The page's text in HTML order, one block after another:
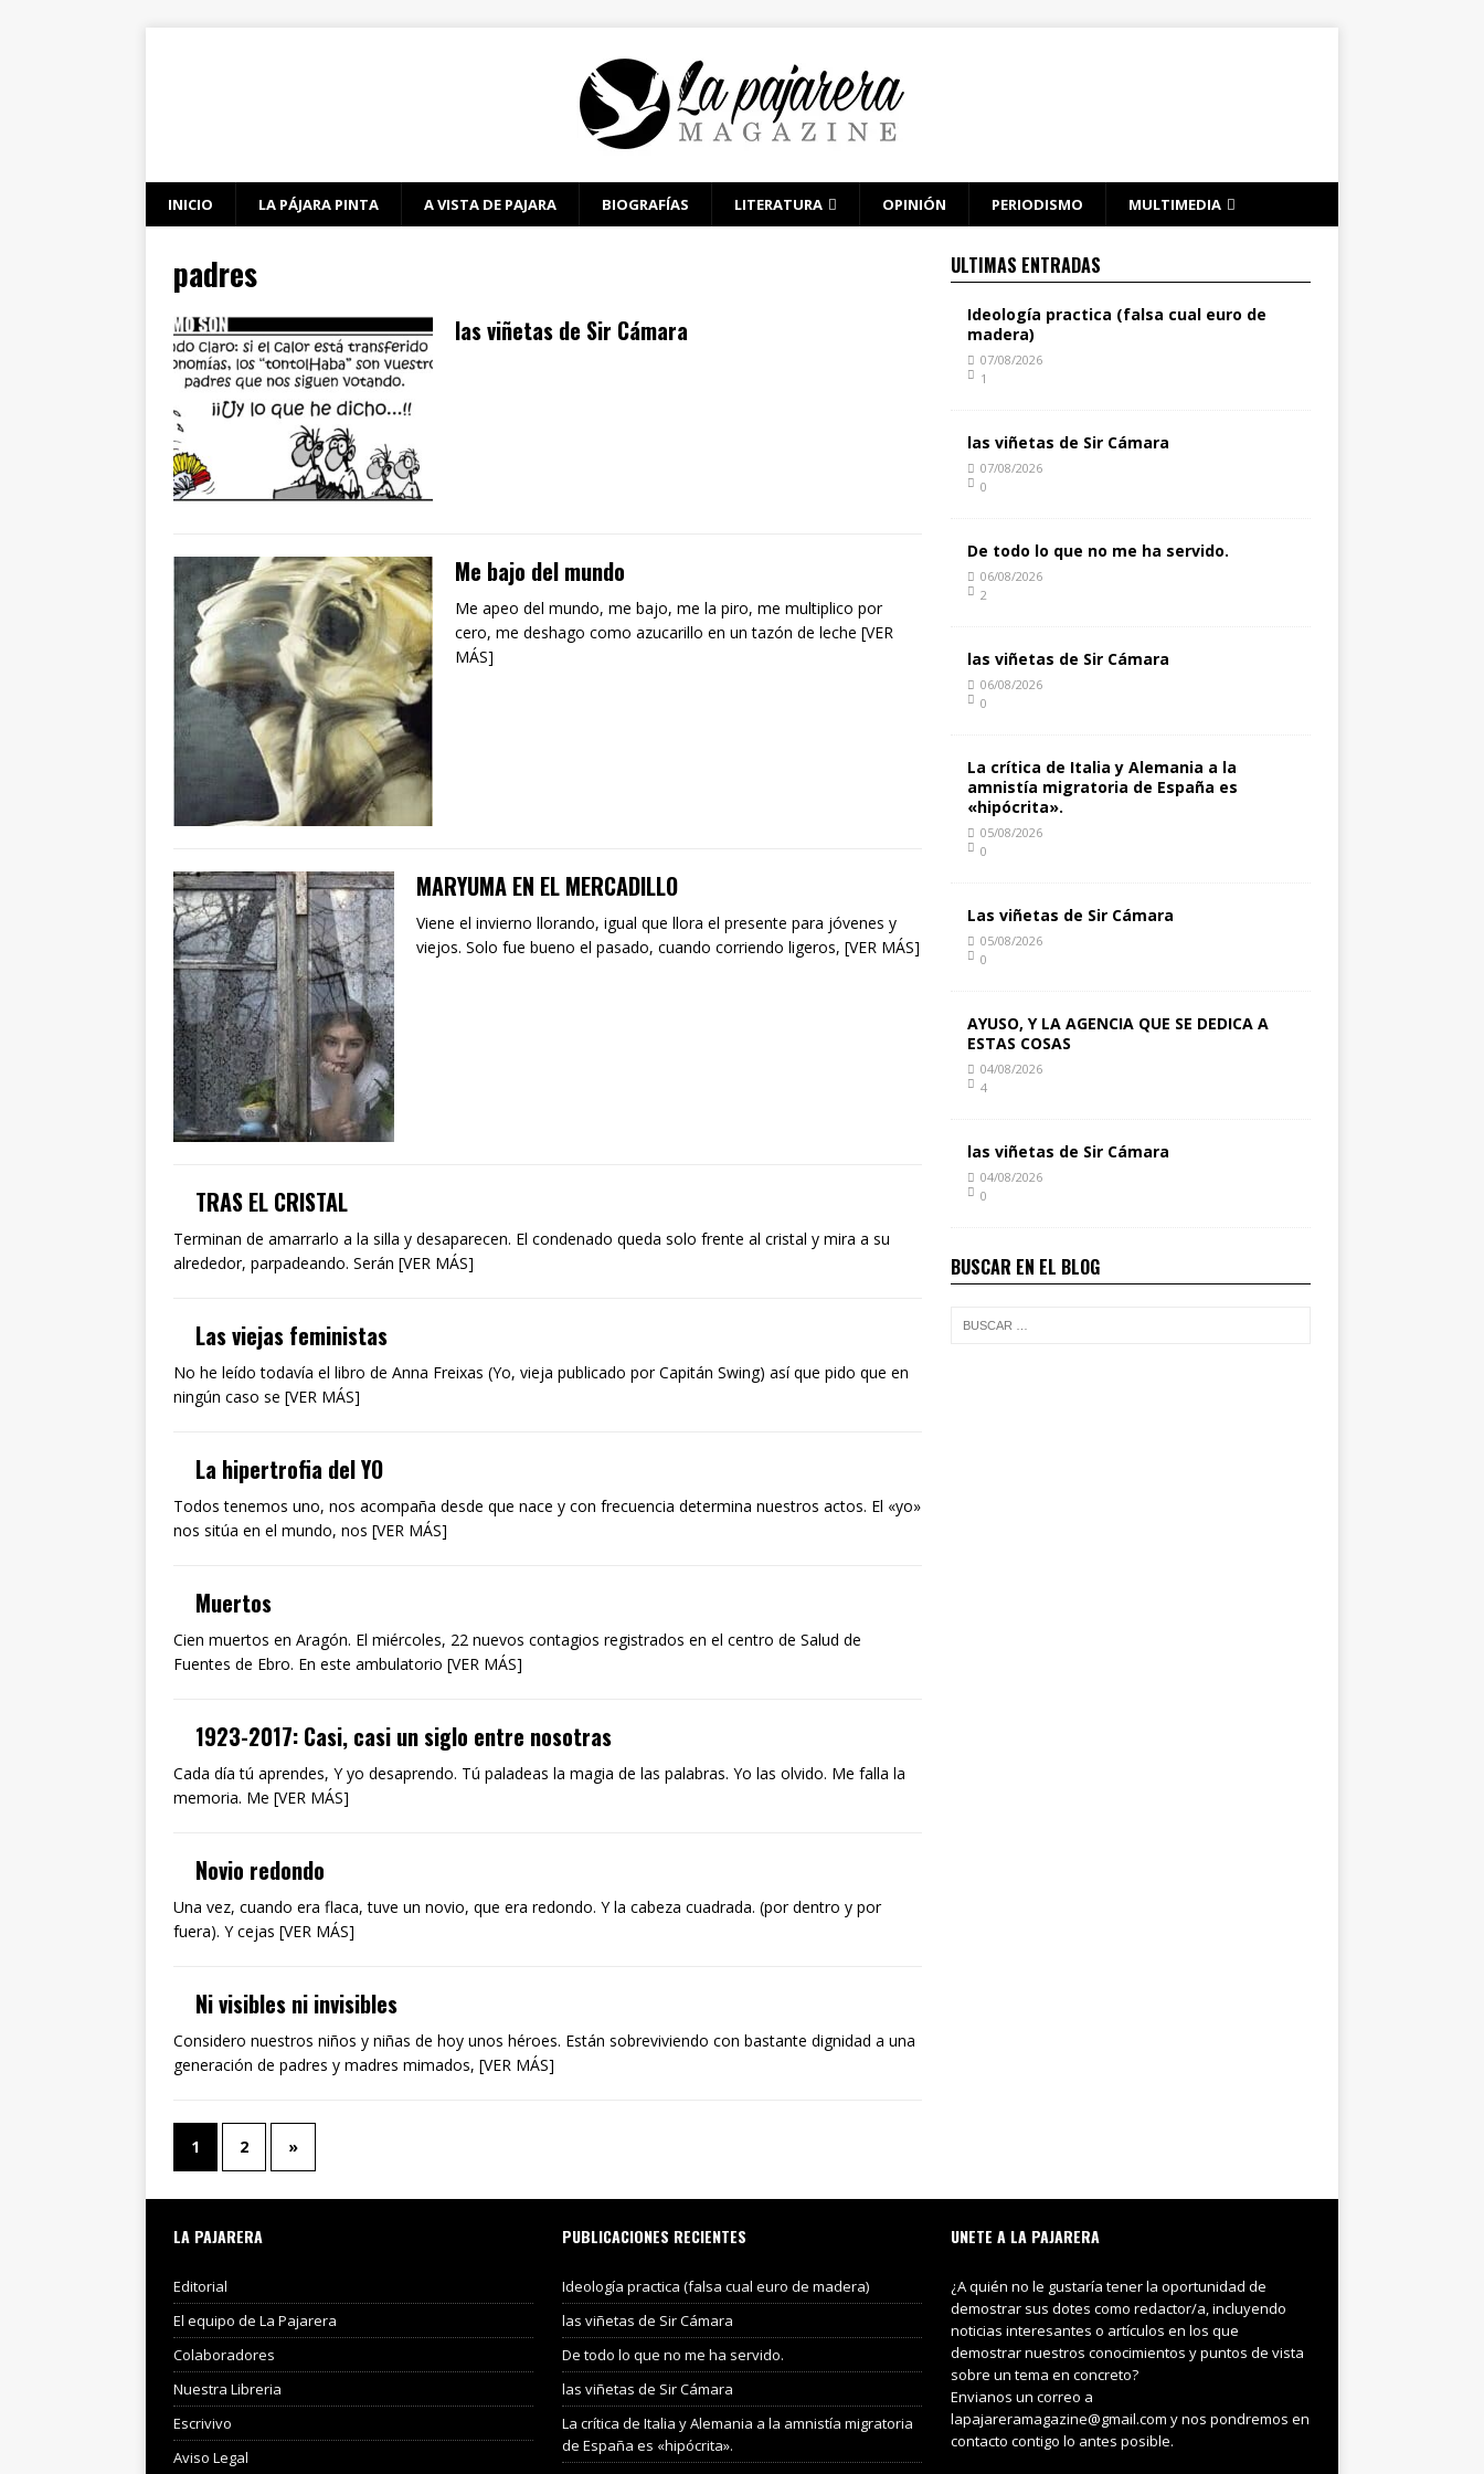
INICIO LA PÁJARA PINTA A VISTA DE PAJARA BIOGRAFÍAS LITERATURA OPINIÓN PERIODISMO MULTIMEDIA
padres
las viñetas de Sir Cámara
Me bajo del mundo
Me apeo del mundo, me bajo, me la piro, me multiplico por
cero, me deshago como azucarillo en un tazón de leche [VER
MÁS]
MARYUMA EN EL MERCADILLO
Viene el invierno llorando, igual que llora el presente para jóvenes y
viejos. Solo fue bueno el pasado, cuando corriendo ligeros, [VER MÁS]
TRAS EL CRISTAL
Terminan de amarrarlo a la silla y desaparecen. El condenado queda solo frente al cristal y mira a su
alrededor, parpadeando. Serán [VER MÁS]
Las viejas feministas
No he leído todavía el libro de Anna Freixas (Yo, vieja publicado por Capitán Swing) así que pido que en
ningún caso se [VER MÁS]
La hipertrofia del YO
Todos tenemos uno, nos acompaña desde que nace y con frecuencia determina nuestros actos. El «yo»
nos sitúa en el mundo, nos [VER MÁS]
Muertos
Cien muertos en Aragón. El miércoles, 22 nuevos contagios registrados en el centro de Salud de
Fuentes de Ebro. En este ambulatorio [VER MÁS]
1923-2017: Casi, casi un siglo entre nosotras
Cada día tú aprendes, Y yo desaprendo. Tú paladeas la magia de las palabras. Yo las olvido. Me falla la
memoria. Me [VER MÁS]
Novio redondo
Una vez, cuando era flaca, tuve un novio, que era redondo. Y la cabeza cuadrada. (por dentro y por
fuera). Y cejas [VER MÁS]
Ni visibles ni invisibles
Considero nuestros niños y niñas de hoy unos héroes. Están sobreviviendo con bastante dignidad a una
generación de padres y madres mimados, [VER MÁS]
1 2 »
ULTIMAS ENTRADAS
Ideología practica (falsa cual euro de
madera)
07/08/2026
1
las viñetas de Sir Cámara
07/08/2026
0
De todo lo que no me ha servido.
06/08/2026
2
las viñetas de Sir Cámara
06/08/2026
0
La crítica de Italia y Alemania a la
amnistía migratoria de España es
«hipócrita».
05/08/2026
0
Las viñetas de Sir Cámara
05/08/2026
0
AYUSO, Y LA AGENCIA QUE SE DEDICA A
ESTAS COSAS
04/08/2026
4
las viñetas de Sir Cámara
04/08/2026
0
BUSCAR EN EL BLOG
LA PAJARERA
Editorial
El equipo de La Pajarera
Colaboradores
Nuestra Libreria
Escrivivo
Aviso Legal
PUBLICACIONES RECIENTES
Ideología practica (falsa cual euro de madera)
las viñetas de Sir Cámara
De todo lo que no me ha servido.
las viñetas de Sir Cámara
La crítica de Italia y Alemania a la amnistía migratoria
de España es «hipócrita».
UNETE A LA PAJARERA
¿A quién no le gustaría tener la oportunidad de
demostrar sus dotes como redactor/a, incluyendo
noticias interesantes o artículos en los que
demostrar nuestros conocimientos y puntos de vista
sobre un tema en concreto?
Envianos un correo a
lapajareramagazine@gmail.com y nos pondremos en
contacto contigo lo antes posible.